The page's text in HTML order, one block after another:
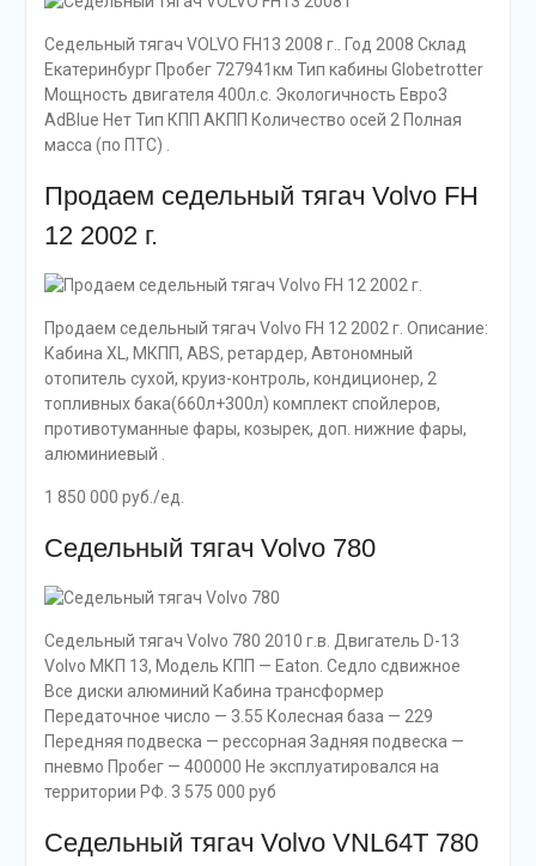
Седельный тягач VOLVO FH13 2008 г.. Год 2008 Склад
Екатеринбург Пробег 727941км Тип кабины Globetrotter
Мощность двигателя 400л.с. Экологичность Евро3
AdBlue Нет Тип КПП АКПП Количество осей 2 Полная
масса (по ПТС) .
Продаем седельный тягач Volvo FH
12 2002 г.
Продаем седельный тягач Volvo FH 12 2002 г. Описание:
Кабина XL, МКПП, ABS, ретардер, Автономный
отопитель сухой, круиз-контроль, кондиционер, 2
топливных бака(660л+300л) комплект спойлеров,
противотуманные фары, козырек, доп. нижние фары,
алюминиевый .
1 850 000 руб./ед.
Седельный тягач Volvo 780
Седельный тягач Volvo 780 2010 г.в. Двигатель D-13
Volvo МКП 13, Модель КПП — Eaton. Седло сдвижное
Все диски алюминий Кабина трансформер
Передаточное число — 3.55 Колесная база — 229
Передняя подвеска — рессорная Задняя подвеска —
пневмо Пробег — 400000 Не эксплуатировался на
территории РФ. 3 575 000 руб
Седельный тягач Volvo VNL64T 780